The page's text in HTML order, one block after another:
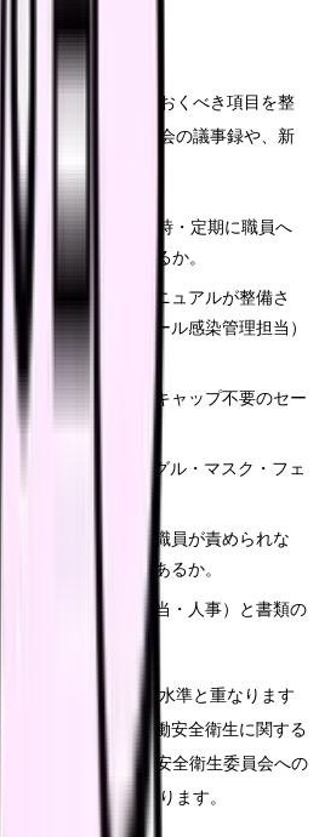
こと
だんから確認しておくべき項目を整
会・感染対策委員会の議事録や、新
できます。
確認の制度
：入職時・定期に職員へ
確認が行われているか。
応マニュアル
：マニュアルが整備さ
（当直医・オンコール感染管理担当）
イス）の導入
：リキャップ不要のセー
導入されているか。
体制
：手袋・ゴーグル・マスク・フェ
で十分に使えるか。
い文化
：報告した職員が責められな
行われる仕組みがあるか。
申請の窓口（労務担当・人事）と書類の
機関に求められる水準と重なります
協会「看護職の労働安全衛生に関する
分でない場合は、安全衛生委員会への
要望が選択肢になります。